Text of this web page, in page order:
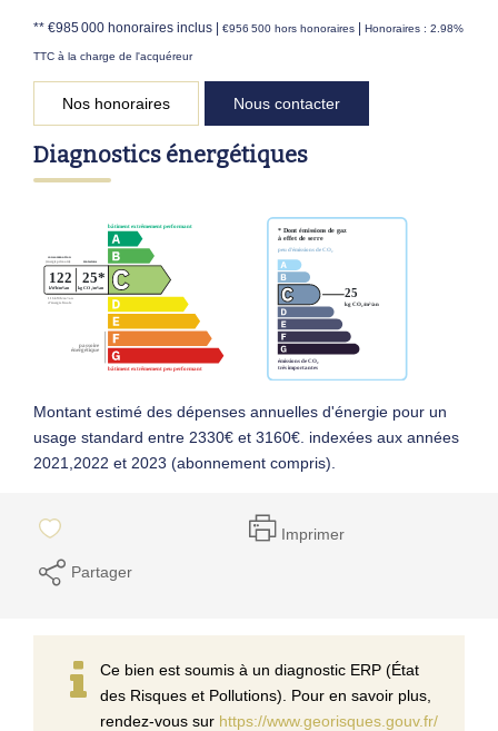
** €985 000 honoraires inclus | €956 500 hors honoraires | Honoraires : 2.98%
TTC à la charge de l'acquéreur
Nos honoraires Nous contacter
Diagnostics énergétiques
Montant estimé des dépenses annuelles d'énergie pour un
usage standard entre 2330€ et 3160€. indexées aux années
2021,2022 et 2023 (abonnement compris).
Imprimer
Partager
Ce bien est soumis à un diagnostic ERP (État
des Risques et Pollutions). Pour en savoir plus,
rendez-vous sur https://www.georisques.gouv.fr/